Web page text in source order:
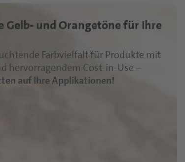
und Orangetöne für Ihre
Farbvielfalt für Produkte mit
hervorragendem Cost-in-Use –
auf Ihre Applikationen!